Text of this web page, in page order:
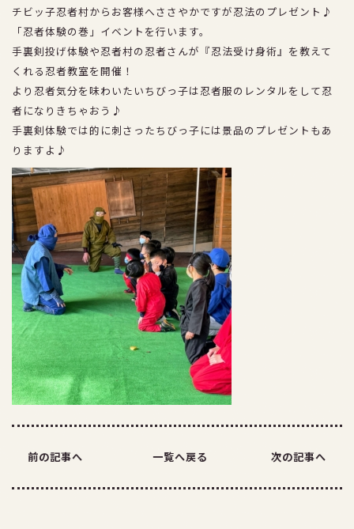
TEL：026-254-3723
FAX：026-254-3850
よくある質問
お問い合わせ
チビッ子忍者村からお客様へささやかですが忍法のプレゼント♪
「忍者体験の巻」イベントを行います。
手裏剣投げ体験や忍者村の忍者さんが『忍法受け身術』を教えて
くれる忍者教室を開催！
より忍者気分を味わいたいちびっ子は忍者服のレンタルをして忍
者になりきちゃおう♪
手裏剣体験では的に刺さったちびっ子には景品のプレゼントもあ
りますよ♪
前の記事へ 一覧へ戻る 次の記事へ